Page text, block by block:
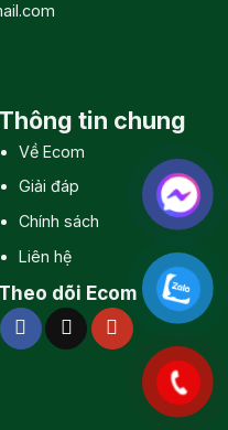
Thông tin chung
Về Ecom
Giải đáp
Chính sách
Liên hệ
Theo dõi Ecom